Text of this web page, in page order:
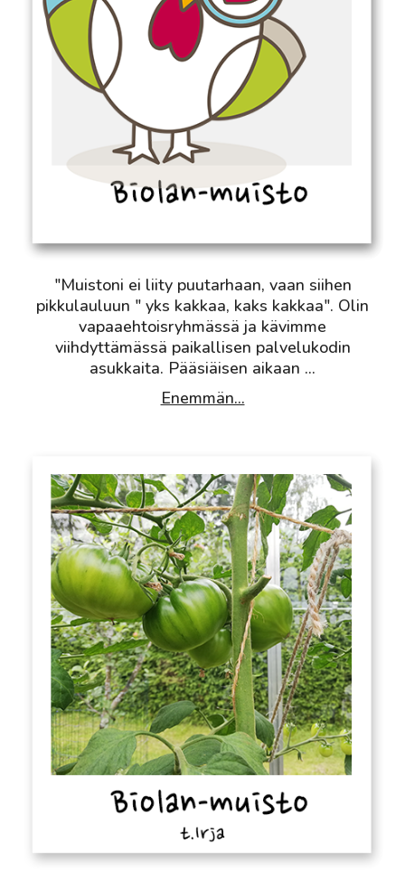
"Muistoni ei liity puutarhaan, vaan siihen
pikkulauluun " yks kakkaa, kaks kakkaa". Olin
vapaaehtoisryhmässä ja kävimme
viihdyttämässä paikallisen palvelukodin
asukkaita. Pääsiäisen aikaan ...
Enemmän...